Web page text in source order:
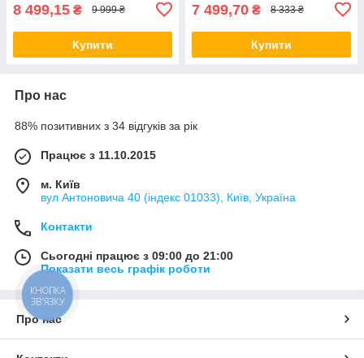
8 499,15 ₴ 9 999 ₴
Купити
7 499,70 ₴ 8 333 ₴
Купити
Про нас
88% позитивних з 34 відгуків за рік
Працює з 11.10.2015
м. Київ
вул Антоновича 40 (індекс 01033), Київ, Україна
Контакти
Сьогодні працює з 09:00 до 21:00
Показати весь графік роботи
Про нас
КНОПКА
ЗВ'ЯЗКУ